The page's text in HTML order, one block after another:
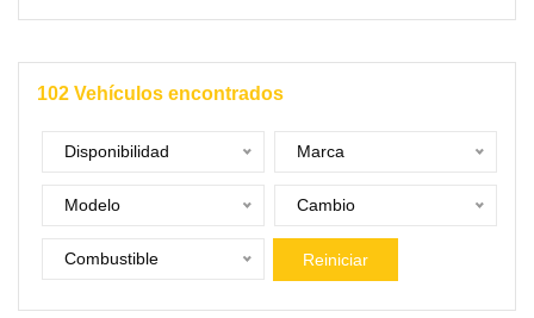
102 Vehículos encontrados
Disponibilidad Marca
Modelo Cambio
Combustible Reiniciar